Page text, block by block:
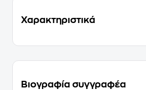
Χαρακτηριστικά
Βιογραφία συγγραφέα